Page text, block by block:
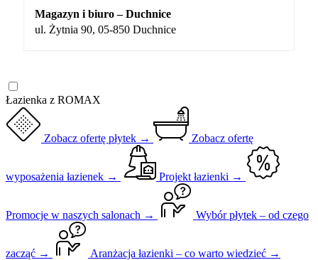
Magazyn i biuro – Duchnice
ul. Żytnia 90, 05-850 Duchnice
Łazienka z ROMAX
Zobacz ofertę płytek → Zobacz ofertę
wyposażenia łazienek → Projekt łazienki →
Promocje w naszych salonach → Wybór płytek – od czego
zacząć → Aranżacja łazienki – co warto wiedzieć →